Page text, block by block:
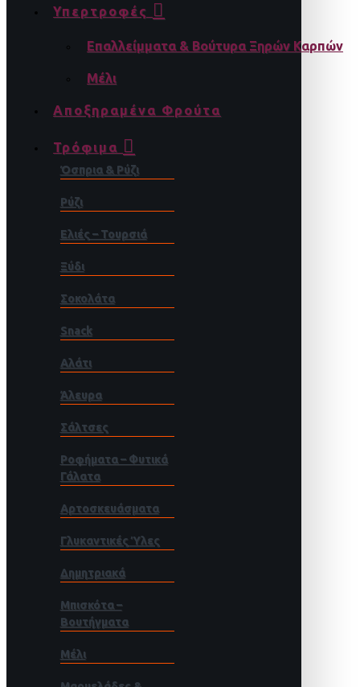
Υπερτροφές
Επαλλείμματα & Βούτυρα Ξηρών Καρπών
Μέλι
Αποξηραμένα Φρούτα
Τρόφιμα
Όσπρια & Ρύζι
Ρύζι
Ελιές – Τουρσιά
Ξύδι
Σοκολάτα
Snack
Αλάτι
Άλευρα
Σάλτσες
Ροφήματα – Φυτικά
Γάλατα
Αρτοσκευάσματα
Γλυκαντικές Ύλες
Δημητριακά
Μπισκότα –
Βουτήγματα
Μέλι